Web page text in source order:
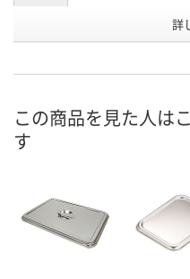
号
お届け日
お取り扱い終了しま
した
詳
この商品を見た人は
す